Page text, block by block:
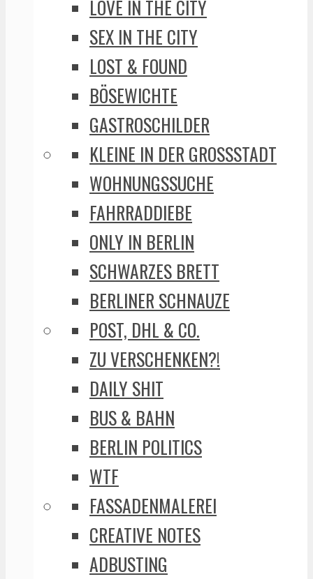
LOVE IN THE CITY
SEX IN THE CITY
LOST & FOUND
BÖSEWICHTE
GASTROSCHILDER
KLEINE IN DER GROSSSTADT
WOHNUNGSSUCHE
FAHRRADDIEBE
ONLY IN BERLIN
SCHWARZES BRETT
BERLINER SCHNAUZE
POST, DHL & CO.
ZU VERSCHENKEN?!
DAILY SHIT
BUS & BAHN
BERLIN POLITICS
WTF
FASSADENMALEREI
CREATIVE NOTES
ADBUSTING